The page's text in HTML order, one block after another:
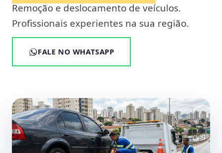
Remoção e deslocamento de veículos.
Profissionais experientes na sua região.
FALE NO WHATSAPP